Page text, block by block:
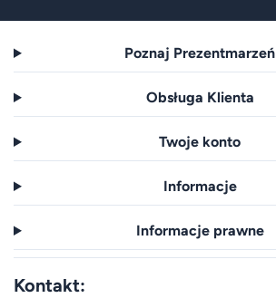
Poznaj Prezentmarzeń
Obsługa Klienta
Twoje konto
Informacje
Informacje prawne
Kontakt: